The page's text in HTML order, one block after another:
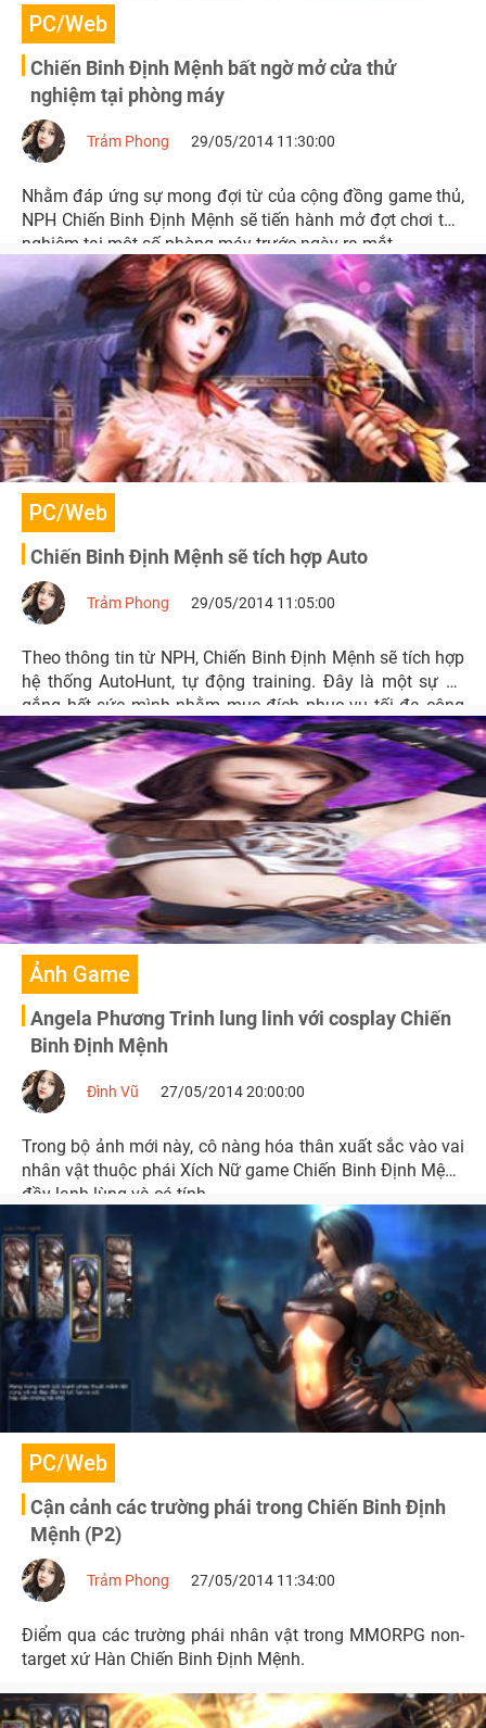
PC/Web
Chiến Binh Định Mệnh bất ngờ mở cửa thử
nghiệm tại phòng máy
Trảm Phong 29/05/2014 11:30:00
Nhằm đáp ứng sự mong đợi từ của cộng đồng game thủ,
NPH Chiến Binh Định Mệnh sẽ tiến hành mở đợt chơi thử
nghiệm tại một số phòng máy trước ngày ra mắt.
PC/Web
Chiến Binh Định Mệnh sẽ tích hợp Auto
Trảm Phong 29/05/2014 11:05:00
Theo thông tin từ NPH, Chiến Binh Định Mệnh sẽ tích hợp
hệ thống AutoHunt, tự động training. Đây là một sự cố
gắng hết sức mình nhằm mục đích phục vụ tối đa cộng
đồng game thủ Việt.
Ảnh Game
Angela Phương Trinh lung linh với cosplay Chiến
Binh Định Mệnh
Đình Vũ 27/05/2014 20:00:00
Trong bộ ảnh mới này, cô nàng hóa thân xuất sắc vào vai
nhân vật thuộc phái Xích Nữ game Chiến Binh Định Mệnh
đầy lạnh lùng và cá tính.
PC/Web
Cận cảnh các trường phái trong Chiến Binh Định
Mệnh (P2)
Trảm Phong 27/05/2014 11:34:00
Điểm qua các trường phái nhân vật trong MMORPG non-
target xứ Hàn Chiến Binh Định Mệnh.